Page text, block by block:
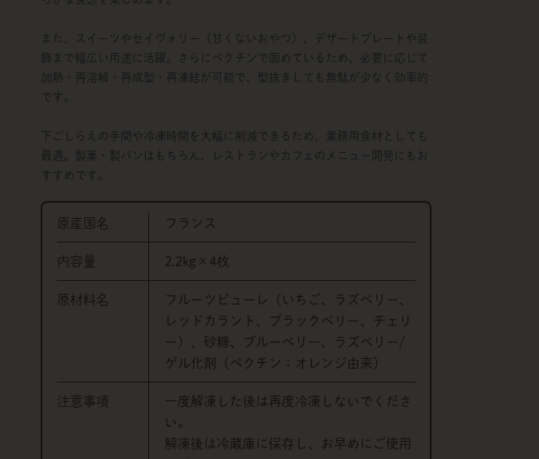
また、スイーツやセイヴォリー（甘くないおやつ）、デザートプレートや装
飾まで幅広い用途に活躍。さらにペクチンで固めているため、必要に応じて
加熱・再溶解・再成型・再凍結が可能で、型抜きしても無駄が少なく効率的
です。
下ごしらえの手間や冷凍時間を大幅に削減できるため、業務用食材としても
最適。製菓・製パンはもちろん、レストランやカフェのメニュー開発にもお
すすめです。
原産国名 フランス
内容量 2.2kg×4枚
原材料名
フルーツピューレ（いちご、ラズベリー、
レッドカラント、ブラックベリー、チェリ
ー）、砂糖、ブルーベリー、ラズベリー/
ゲル化剤（ペクチン：オレンジ由来）
注意事項
一度解凍した後は再度冷凍しないでくださ
い。
解凍後は冷蔵庫に保存し、お早めにご使用